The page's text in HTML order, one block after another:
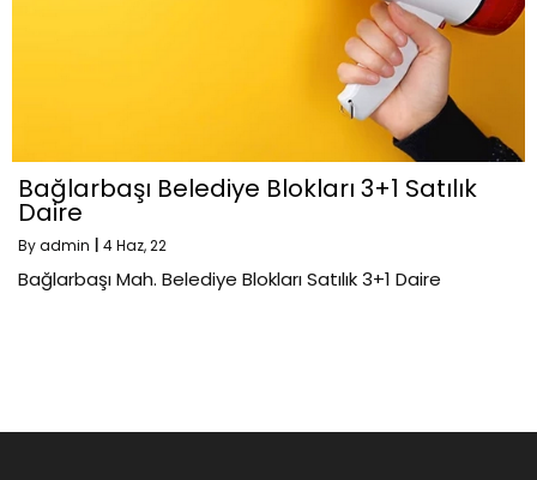
Bağlarbaşı Belediye Blokları 3+1 Satılık
Daire
Byadmin 4Haz, 22
Bağlarbaşı Mah. Belediye Blokları Satılık 3+1 Daire